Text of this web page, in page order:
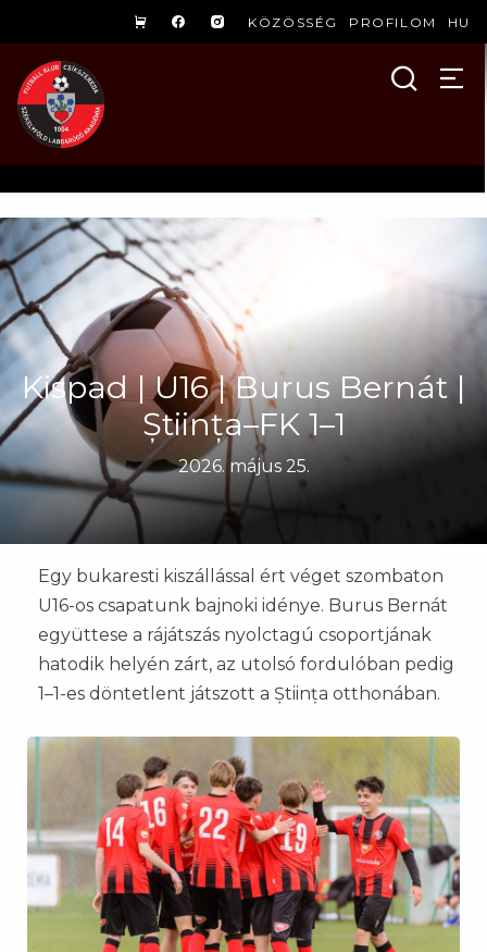
KÖZÖSSÉG PROFILOM HU
Kispad | U16 | Burus Bernát |
Știința–FK 1–1
2026. május 25.
Egy bukaresti kiszállással ért véget szombaton
U16-os csapatunk bajnoki idénye. Burus Bernát
együttese a rájátszás nyolctagú csoportjának
hatodik helyén zárt, az utolsó fordulóban pedig
1–1-es döntetlent játszott a Știința otthonában.